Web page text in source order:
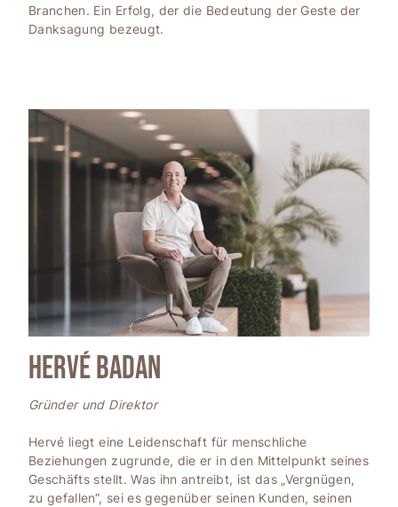
Branchen. Ein Erfolg, der die Bedeutung der Geste der
Danksagung bezeugt.
Hervé Badan
Gründer und Direktor
Hervé liegt eine Leidenschaft für menschliche
Beziehungen zugrunde, die er in den Mittelpunkt seines
Geschäfts stellt. Was ihn antreibt, ist das „Vergnügen,
zu gefallen“, sei es gegenüber seinen Kunden, seinen